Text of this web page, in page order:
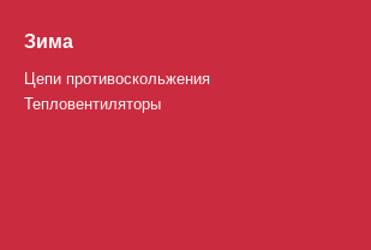
Зима
Цепи противоскольжения
Тепловентиляторы